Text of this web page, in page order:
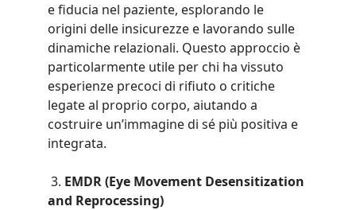
e fiducia nel paziente, esplorando le
origini delle insicurezze e lavorando sulle
dinamiche relazionali. Questo approccio è
particolarmente utile per chi ha vissuto
esperienze precoci di rifiuto o critiche
legate al proprio corpo, aiutando a
costruire un’immagine di sé più positiva e
integrata.
3. EMDR (Eye Movement Desensitization
and Reprocessing)